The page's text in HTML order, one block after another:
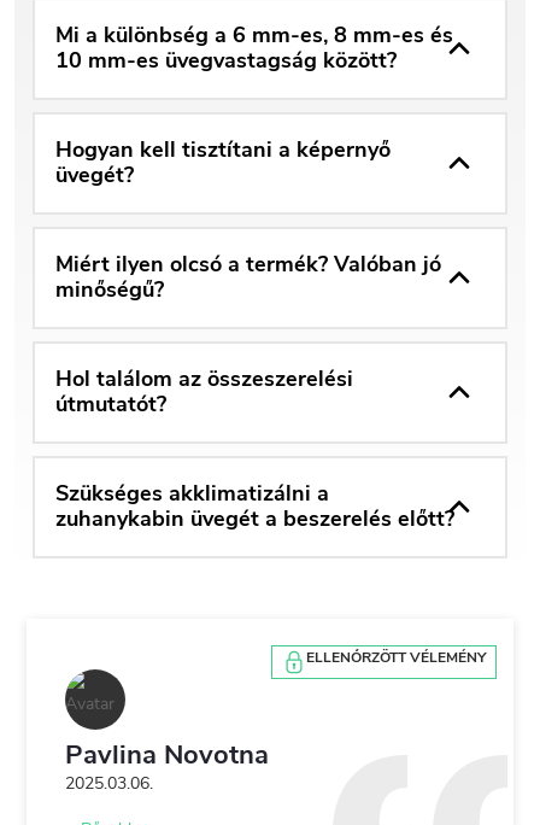
Mi a különbség a 6 mm-es, 8 mm-es és
10 mm-es üvegvastagság között?
Hogyan kell tisztítani a képernyő
üvegét?
Miért ilyen olcsó a termék? Valóban jó
minőségű?
Hol találom az összeszerelési
útmutatót?
Szükséges akklimatizálni a
zuhanykabin üvegét a beszerelés előtt?
Pavlina Novotna
2025.03.06.
ELLENŐRZÖTT VÉLEMÉNY